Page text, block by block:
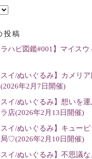
投稿
ラハピ図鑑#001】マイス
スイ/ぬいぐるみ】カメリ
年2月7日開催)
スイ/ぬいぐるみ】想いを
店(2026年2月13日開催)
スイ/ぬいぐるみ】キュー
♡(2026年2月10日開催)
スイ/ぬいぐるみ】不思議